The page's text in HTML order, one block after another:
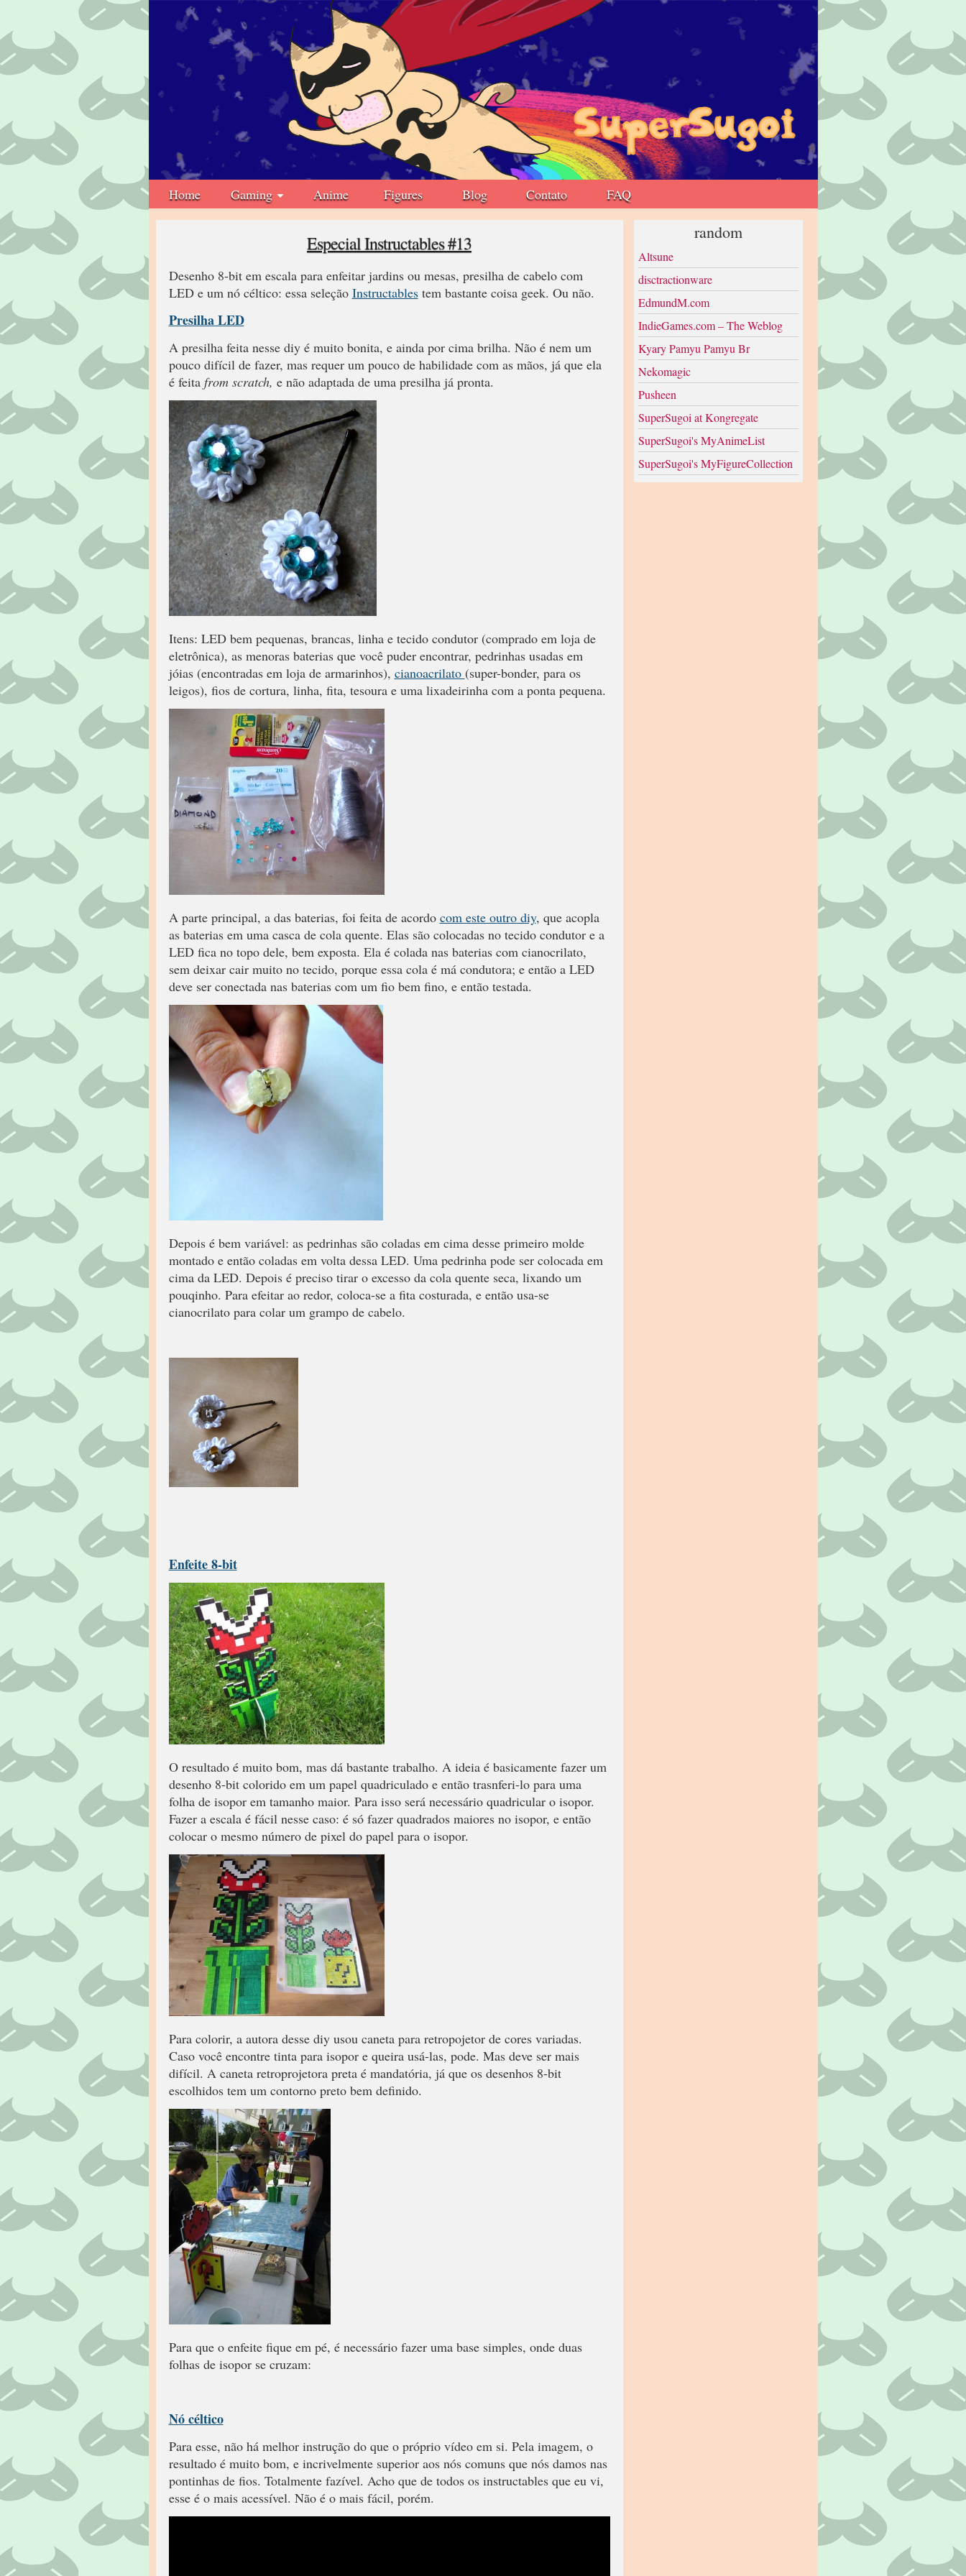
Home Gaming Anime Figures Blog Contato FAQ
Especial Instructables #13
Desenho 8-bit em escala para enfeitar jardins ou mesas, presilha de cabelo com
LED e um nó céltico: essa seleção Instructablestem bastante coisa geek. Ou não.
Presilha LED
A presilha feita nesse diy é muito bonita, e ainda por cima brilha. Não é nem um
pouco difícil de fazer, mas requer um pouco de habilidade com as mãos, já que ela
é feita from scratch, e não adaptada de uma presilha já pronta.
Itens: LED bem pequenas, brancas, linha e tecido condutor (comprado em loja de
eletrônica), as menoras baterias que você puder encontrar, pedrinhas usadas em
jóias (encontradas em loja de armarinhos), cianoacrilato (super-bonder, para os
leigos), fios de cortura, linha, fita, tesoura e uma lixadeirinha com a ponta pequena.
A parte principal, a das baterias, foi feita de acordo com este outro diy, que acopla
as baterias em uma casca de cola quente. Elas são colocadas no tecido condutor e a
LED fica no topo dele, bem exposta. Ela é colada nas baterias com cianocrilato,
sem deixar cair muito no tecido, porque essa cola é má condutora; e então a LED
deve ser conectada nas baterias com um fio bem fino, e então testada.
Depois é bem variável: as pedrinhas são coladas em cima desse primeiro molde
montado e então coladas em volta dessa LED. Uma pedrinha pode ser colocada em
cima da LED. Depois é preciso tirar o excesso da cola quente seca, lixando um
pouqinho. Para efeitar ao redor, coloca-se a fita costurada, e então usa-se
cianocrilato para colar um grampo de cabelo.
Enfeite 8-bit
O resultado é muito bom, mas dá bastante trabalho. A ideia é basicamente fazer um
desenho 8-bit colorido em um papel quadriculado e então trasnferi-lo para uma
folha de isopor em tamanho maior. Para isso será necessário quadricular o isopor.
Fazer a escala é fácil nesse caso: é só fazer quadrados maiores no isopor, e então
colocar o mesmo número de pixel do papel para o isopor.
Para colorir, a autora desse diy usou caneta para retropojetor de cores variadas.
Caso você encontre tinta para isopor e queira usá-las, pode. Mas deve ser mais
difícil. A caneta retroprojetora preta é mandatória, já que os desenhos 8-bit
escolhidos tem um contorno preto bem definido.
Para que o enfeite fique em pé, é necessário fazer uma base simples, onde duas
folhas de isopor se cruzam:
Nó céltico
Para esse, não há melhor instrução do que o próprio vídeo em si. Pela imagem, o
resultado é muito bom, e incrivelmente superior aos nós comuns que nós damos nas
pontinhas de fios. Totalmente fazível. Acho que de todos os instructables que eu vi,
esse é o mais acessível. Não é o mais fácil, porém.
random
Altsune
disctractionware
EdmundM.com
IndieGames.com – The Weblog
Kyary Pamyu Pamyu Br
Nekomagic
Pusheen
SuperSugoi at Kongregate
SuperSugoi's MyAnimeList
SuperSugoi's MyFigureCollection